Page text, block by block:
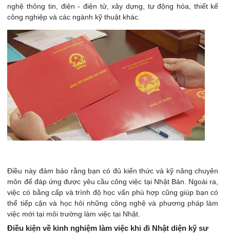
nghệ thông tin, điện - điện tử, xây dựng, tự động hóa, thiết kế
công nghiệp và các ngành kỹ thuật khác.
Điều này đảm bảo rằng bạn có đủ kiến thức và kỹ năng chuyên
môn để đáp ứng được yêu cầu công việc tại Nhật Bản. Ngoài ra,
việc có bằng cấp và trình độ học vấn phù hợp cũng giúp bạn có
thể tiếp cận và học hỏi những công nghệ và phương pháp làm
việc mới tại môi trường làm việc tại Nhật.
Điều kiện về kinh nghiệm làm việc khi đi Nhật diện kỹ sư